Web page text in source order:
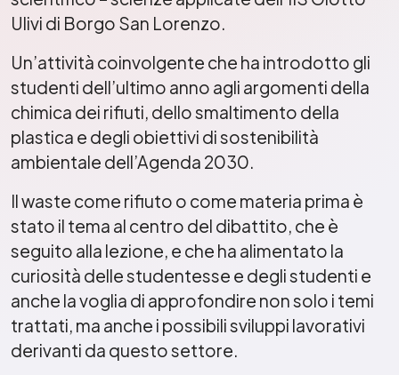
Ulivi di Borgo San Lorenzo.
Un’attività coinvolgente che ha introdotto gli
studenti dell’ultimo anno agli argomenti della
chimica dei rifiuti, dello smaltimento della
plastica e degli obiettivi di sostenibilità
ambientale dell’Agenda 2030.
Il waste come rifiuto o come materia prima è
stato il tema al centro del dibattito, che è
seguito alla lezione, e che ha alimentato la
curiosità delle studentesse e degli studenti e
anche la voglia di approfondire non solo i temi
trattati, ma anche i possibili sviluppi lavorativi
derivanti da questo settore.